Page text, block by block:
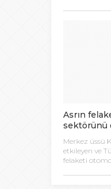
Asrın
sektörünü
Merkez üssü
etkileyen ve
felaketi